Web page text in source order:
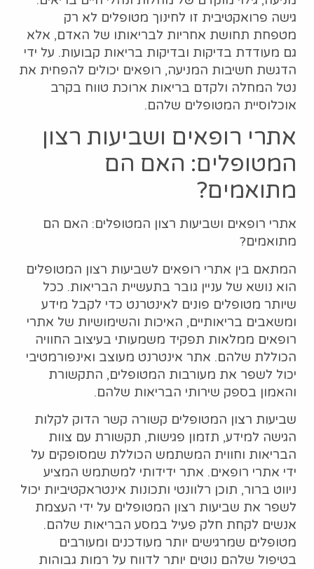
גישה פרואקטיבית זו לחינוך מטופלים לא רק
מטפחת תחושת אחריות לבריאותו של האדם, אלא
גם מעודדת בדיקות ובדיקות בריאות קבועות. על ידי
הדגשת חשיבות המניעה, רופאים יכולים להפחית את
נטל המחלה ולקדם בריאות ארוכת טווח בקרב
אוכלוסיית המטופלים שלהם.
אתרי רופאים ושביעות רצון
המטופלים: האם הם
מתואמים?
אתרי רופאים ושביעות רצון המטופלים: האם הם
מתואמים?
המתאם בין אתרי רופאים לשביעות רצון המטופלים
הוא נושא של עניין גובר בתעשיית הבריאות. ככל
שיותר מטופלים פונים לאינטרנט כדי לקבל מידע
ומשאבים בריאותיים, האיכות והשימושיות של אתרי
רופאים ממלאות תפקיד משמעותי בעיצוב החוויה
הכוללת שלהם. אתר אינטרנט מעוצב ואינפורמטיבי
יכול לשפר את מעורבות המטופלים, התקשורת
והאמון בספק שירותי הבריאות שלהם.
שביעות רצון המטופלים קשורה קשר הדוק לקלות
הגישה למידע, תזמון פגישות, תקשורת עם צוות
הבריאות וחווית המשתמש הכוללת שמסופקים על
ידי אתרי רופאים. אתר ידידותי למשתמש המציע
ניווט ברור, תוכן רלוונטי ותכונות אינטראקטיביות יכול
לשפר את שביעות רצון המטופלים על ידי העצמת
אנשים לקחת חלק פעיל במסע הבריאות שלהם.
מטופלים שמרגישים יותר מעודכנים ומעורבים
בטיפול שלהם נוטים יותר לדווח על רמות גבוהות